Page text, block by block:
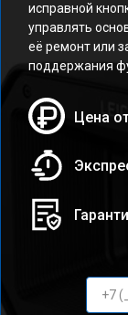
исправной
управлять
её ремонт или
поддержания
Цена